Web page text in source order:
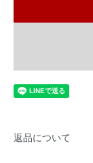
返品について